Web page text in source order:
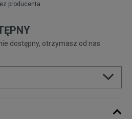
producenta
dostępny, otrzymasz od nas